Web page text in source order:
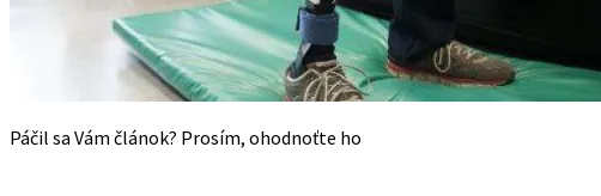
Páčil sa Vám článok? Prosím, ohodnoťte ho